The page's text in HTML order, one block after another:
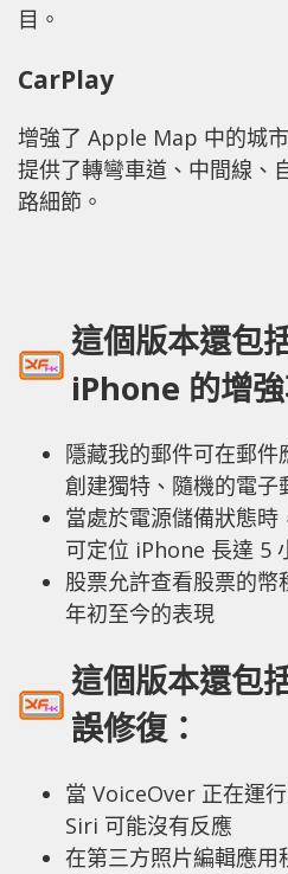
目。
CarPlay
增強了 Apple Map 中的城
提供了轉彎車道、中間線、
路細節。
這個版本還包
iPhone 的增強
隱藏我的郵件可在郵
創建獨特、隨機的電子
當處於電源儲備狀態時
可定位 iPhone 長達 5
股票允許查看股票的
年初至今的表現
這個版本還包
誤修復：
當 VoiceOver 正在運
Siri 可能沒有反應
在第三方照片編輯應用